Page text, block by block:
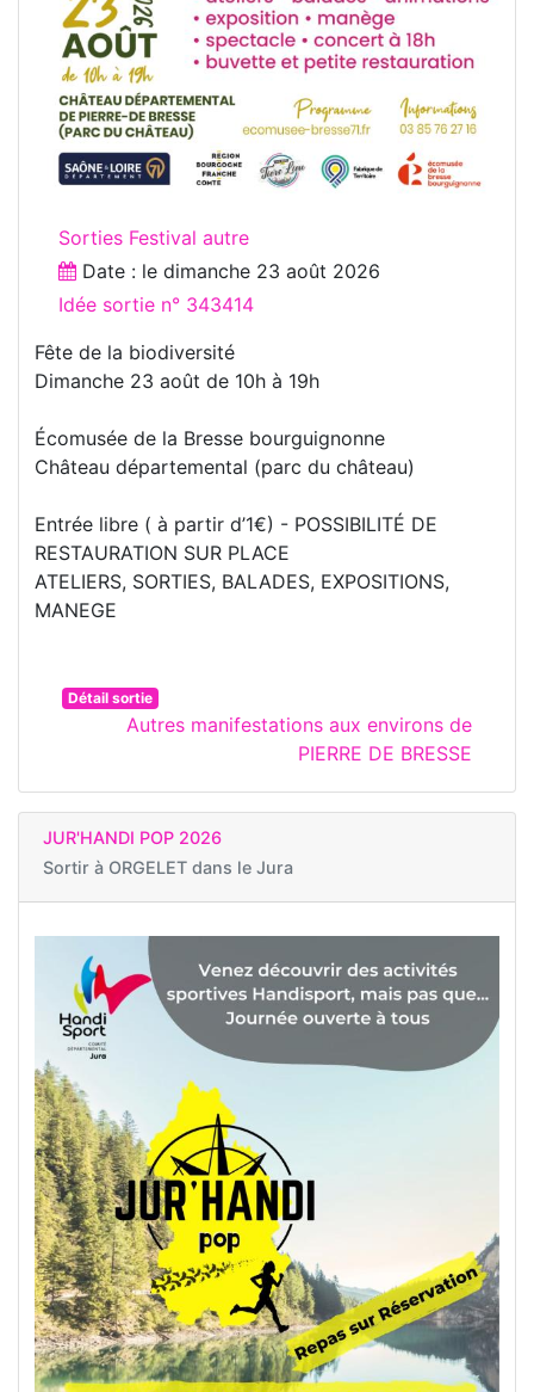
Sorties Festival autre
Date : le dimanche 23 août 2026
Idée sortie n° 343414
Fête de la biodiversité
Dimanche 23 août de 10h à 19h
Écomusée de la Bresse bourguignonne
Château départemental (parc du château)
Entrée libre ( à partir d’1€) - POSSIBILITÉ DE
RESTAURATION SUR PLACE
ATELIERS, SORTIES, BALADES, EXPOSITIONS,
MANEGE
Détail sortie
Autres manifestations aux environs de
PIERRE DE BRESSE
JUR'HANDI POP 2026
Sortir à ORGELET dans le Jura